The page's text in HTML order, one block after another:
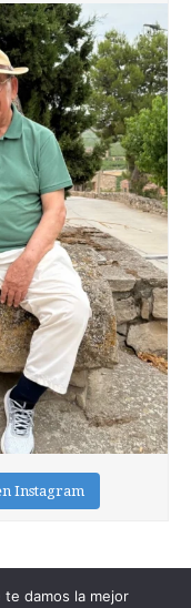
Instagram
te damos la mejor